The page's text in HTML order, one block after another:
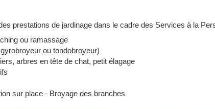
prestations de jardinage dans le cadre des Services à la
ou ramassage
ou tondobroyeur)
arbres en tête de chat, petit élagage
sur place - Broyage des branches